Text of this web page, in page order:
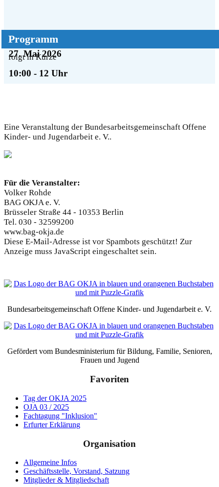
Programm
folgt in Kürze
27. Mai 2026
10:00 - 12 Uhr
Eine Veranstaltung der Bundesarbeitsgemeinschaft Offene
Kinder- und Jugendarbeit e. V..
Für die Veranstalter:
Volker Rohde
BAG OKJA e. V.
Brüsseler Straße 44 - 10353 Berlin
Tel. 030 - 32599200
www.bag-okja.de
Diese E-Mail-Adresse ist vor Spambots geschützt! Zur
Anzeige muss JavaScript eingeschaltet sein.
Bundesarbeitsgemeinschaft Offene Kinder- und Jugendarbeit e. V.
Gefördert vom Bundesministerium für Bildung, Familie, Senioren,
Frauen und Jugend
Favoriten
Tag der OKJA 2025
OJA 03 / 2025
Fachtagung "Inklusion"
Erfurter Erklärung
Organisation
Allgemeine Infos
Geschäftsstelle, Vorstand, Satzung
Mitglieder & Mitgliedschaft